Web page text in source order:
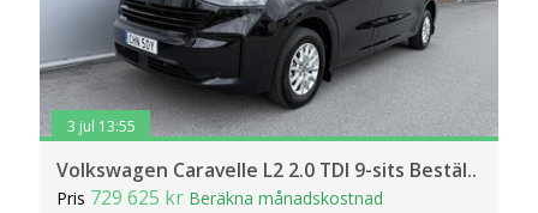
3 jul 13:55
Volkswagen Caravelle L2 2.0 TDI 9-sits Bestäl..
Pris 729 625 kr Beräkna månadskostnad